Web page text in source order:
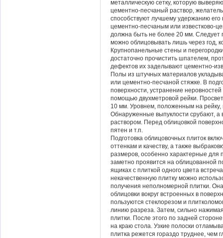
металлическую сетку, которую
цементно-песчаный раствор,
способствуют лучшему удержанию его
цементно-песчаным или известково-
должна быть не более 20 мм. Следует
можно облицовывать лишь через год,
Крупнопанельные стены и
достаточно прочистить шпателем,
дефектов их заделывают цементно-
Полы из штучных материалов
или цементно-песчаной стяжке. В
поверхности, устранение
помощью двухметровой рейки.
10 мм. Уровнем, положенным на рейку,
Обнаруженные выпуклости срубают,
раствором. Перед облицовкой
пятен и т.п.
Подготовка облицовочных плиток
оттенкам и качеству, а также
размеров, особенно характерные для
заметно проявится на облицованной
ящиках с плиткой одного цвета
некачественную плитку можно
получения неполномерной плитки.
облицовки вокруг встроенных в
пользуются стеклорезом и
линию разреза. Затем, сильно
плитки. После этого по задней
на краю стола. Узкие полоски
плитка режется гораздо труднее, чем